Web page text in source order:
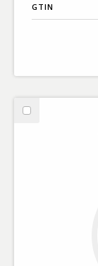
GTIN
Välj